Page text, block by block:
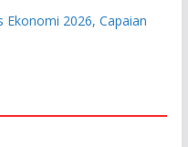
Ekonomi 2026, Capaian